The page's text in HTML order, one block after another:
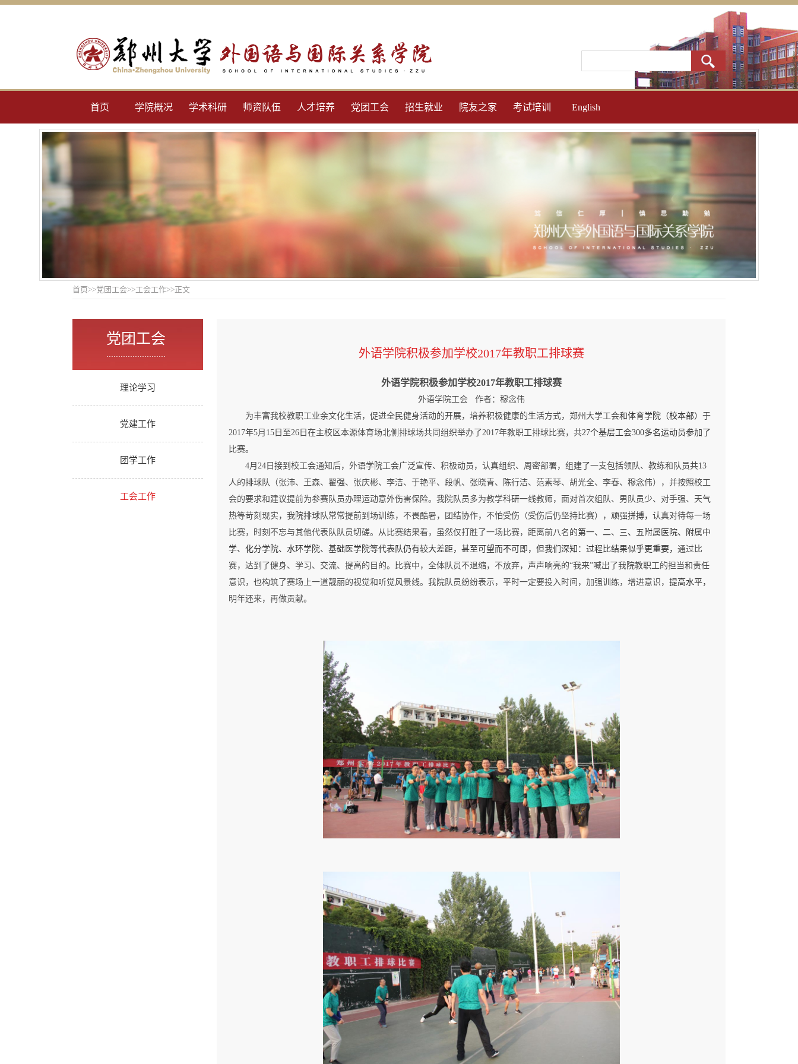
首页 学院概况 学术科研 师资队伍 人才培养 党团工会 招生就业 院友之家 考试培训 English
首页>>党团工会>>工会工作>>正文
党团工会
理论学习
党建工作
团学工作
工会工作
外语学院积极参加学校2017年教职工排球赛
外语学院积极参加学校2017年教职工排球赛
外语学院工会
作者：穆念伟
为丰富我校教职工业余文化生活，促进全民健身活动的开展，培养积极健康的生活方式，郑州大学工会和体育学院（校本部） 于
2017年5月 15 日至26 日在主校区本源体育场北侧排球场共同组织举办了2017年教职工排球比赛，共27个基层工会300多名运动员参加了
比赛。
4月 24 日接到校工会通知后，外语学院工会广泛宣传、积极动员，认真组织、周密部署，组建了一支包括领队、教练和队员共13
人的排球队（张沛、王森、翟强、张庆彬、李洁、于艳平、段帆、张晓青、陈行洁、范素琴、胡光全、李春、穆念伟），并按照校工
会的要求和建议提前为参赛队员办理运动意外伤害保险。我院队员多为教学科研一线教师，面对首次组队、男队员少、对手强、天气
热等苛刻现实，我院排球队常常提前到场训练，不畏酷暑，团结协作，不怕受伤（受伤后仍坚持比赛）， 顽强拼搏， 认真对待每一场
比赛，时刻不忘与其他代表队队员切磋。从比赛结果看，虽然仅打胜了一场比赛，距离前八名的第一、二、三、五附属医院、附属中
学、化分学院、水环学院、基础医学院等代表队仍有较大差距，甚至可望而不可即，但我们深知：过程比结果似乎更重要， 通过比
赛，达到了健身、学习、交流、提高的目的。比赛中，全体队员不退缩，不放弃，声声响亮的“我来”喊出了我院教职工的担当和责任
意识，也构筑了赛场上一道靓丽的视觉和听觉风景线。我院队员纷纷表示，平时一定要投入时间，加强训练，增进意识， 提高水平，
明年还来，再做贡献。